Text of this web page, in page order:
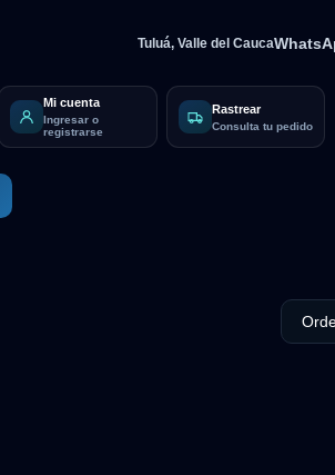
Tuluá, Valle del Cauca
Mi cuenta
Ingresar o
registrarse
Rastrear
Consulta tu pedido